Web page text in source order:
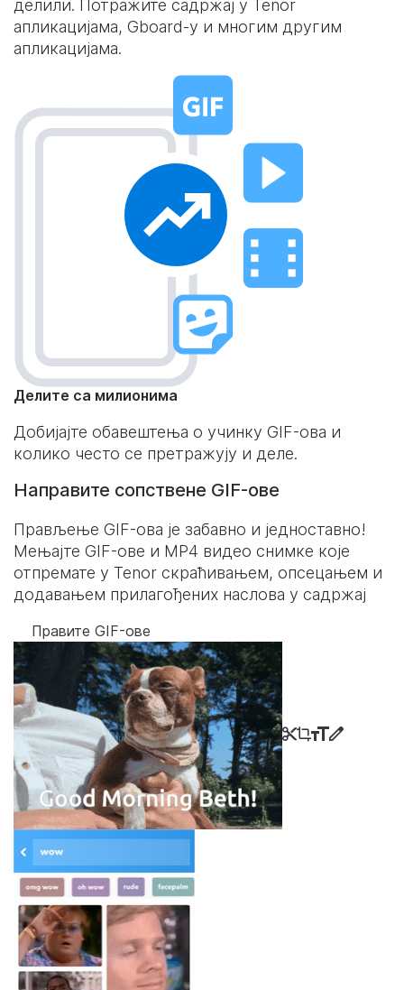
делили. Потражите садржај у Tenor
апликацијама, Gboard-у и многим другим
апликацијама.
Делите са милионима
Добијајте обавештења о учинку GIF-ова и
колико често се претражују и деле.
Направите сопствене GIF-ове
Прављење GIF-ова је забавно и једноставно!
Мењајте GIF-ове и MP4 видео снимке које
отпремате у Tenor скраћивањем, опсецањем и
додавањем прилагођених наслова у садржај
Правите GIF-ове